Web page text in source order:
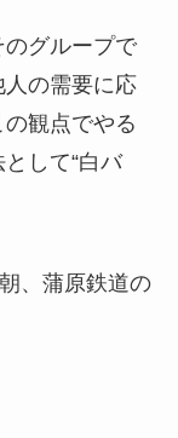
のグループで
の需要に応
観点でやる
して“白バ
、蒲原鉄道の